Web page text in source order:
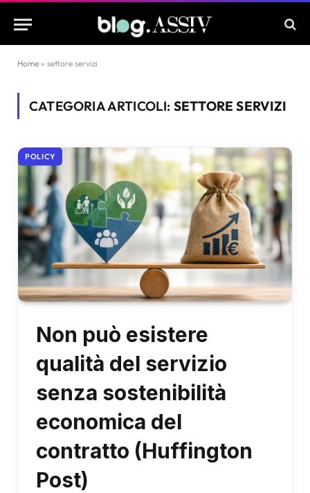
Home » settore servizi
CATEGORIA ARTICOLI: SETTORE SERVIZI
POLICY
Non può esistere
qualità del servizio
senza sostenibilità
economica del
contratto (Huffington
Post)